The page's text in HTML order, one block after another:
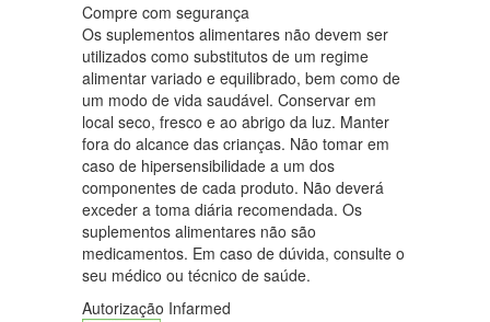
Compre com segurança
Os suplementos alimentares não devem ser
utilizados como substitutos de um regime
alimentar variado e equilibrado, bem como de
um modo de vida saudável. Conservar em
local seco, fresco e ao abrigo da luz. Manter
fora do alcance das crianças. Não tomar em
caso de hipersensibilidade a um dos
componentes de cada produto. Não deverá
exceder a toma diária recomendada. Os
suplementos alimentares não são
medicamentos. Em caso de dúvida, consulte o
seu médico ou técnico de saúde.
Autorização Infarmed